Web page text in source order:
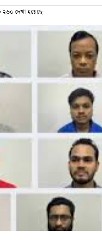
২৬০ দেখা হয়েছে